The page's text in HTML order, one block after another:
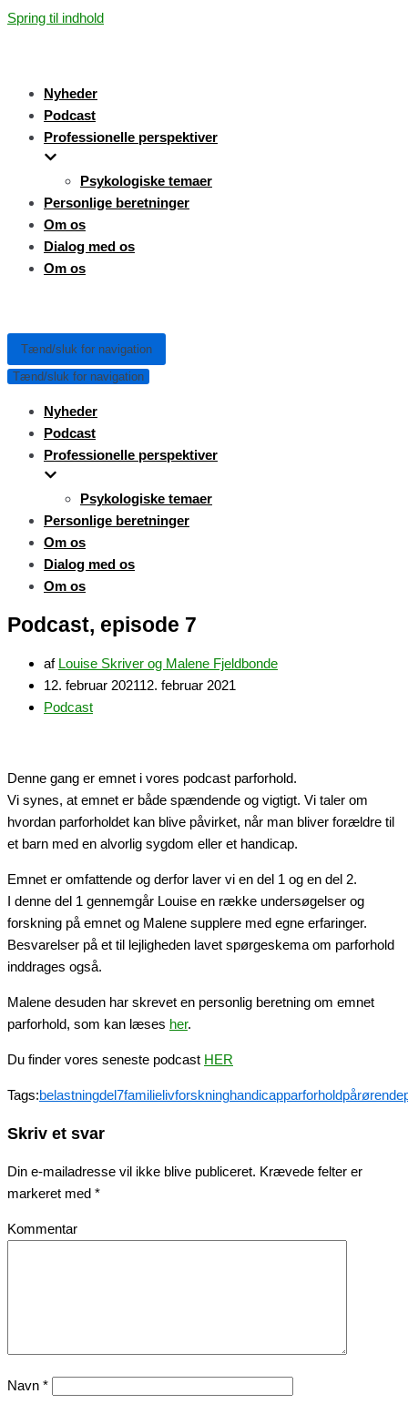
Spring til indhold
Nyheder
Podcast
Professionelle perspektiver
Psykologiske temaer
Personlige beretninger
Om os
Dialog med os
Om os
Tænd/sluk for navigation
Tænd/sluk for navigation
Nyheder
Podcast
Professionelle perspektiver
Psykologiske temaer
Personlige beretninger
Om os
Dialog med os
Om os
Podcast, episode 7
af Louise Skriver og Malene Fjeldbonde
12. februar 202112. februar 2021
Podcast
Denne gang er emnet i vores podcast parforhold.
Vi synes, at emnet er både spændende og vigtigt. Vi taler om
hvordan parforholdet kan blive påvirket, når man bliver forældre til
et barn med en alvorlig sygdom eller et handicap.
Emnet er omfattende og derfor laver vi en del 1 og en del 2.
I denne del 1 gennemgår Louise en række undersøgelser og
forskning på emnet og Malene supplere med egne erfaringer.
Besvarelser på et til lejligheden lavet spørgeskema om parforhold
inddrages også.
Malene desuden har skrevet en personlig beretning om emnet
parforhold, som kan læses her.
Du finder vores seneste podcast HER
Tags:belastningdel7familielivforskninghandicapparforholdpårørende
Skriv et svar
Din e-mailadresse vil ikke blive publiceret. Krævede felter er
markeret med *
Kommentar
Navn *